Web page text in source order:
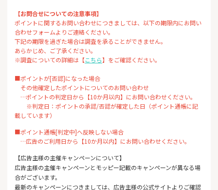
【お問合せについての注意事項】
ポイントに関するお問い合わせにつきましては、以下の期限内にお問い
合わせフォームよりご連絡ください。
下記の期限を過ぎた場合は調査を承ることができません。
あらかじめ、ご了承ください。
※調査についての詳細は【こちら】をご確認ください。
■ポイントが[否認]になった場合
その他確定したポイントについてのお問い合わせ
…ポイントの判定日から【10か月以内】にお問い合わせください。
※判定日：ポイントの承認/否認が確定した日（ポイント通帳に記
載しています）
■ポイント通帳[判定中]へ反映しない場合
…広告のご利用日から【10か月以内】にお問い合わせください。
【広告主様の主催キャンペーンについて】
広告主様の主催キャンペーンとモッピー記載のキャンペーンが異なる場
合がございます。
最新のキャンペーンにつきましては、広告主様の公式サイトよりご確認